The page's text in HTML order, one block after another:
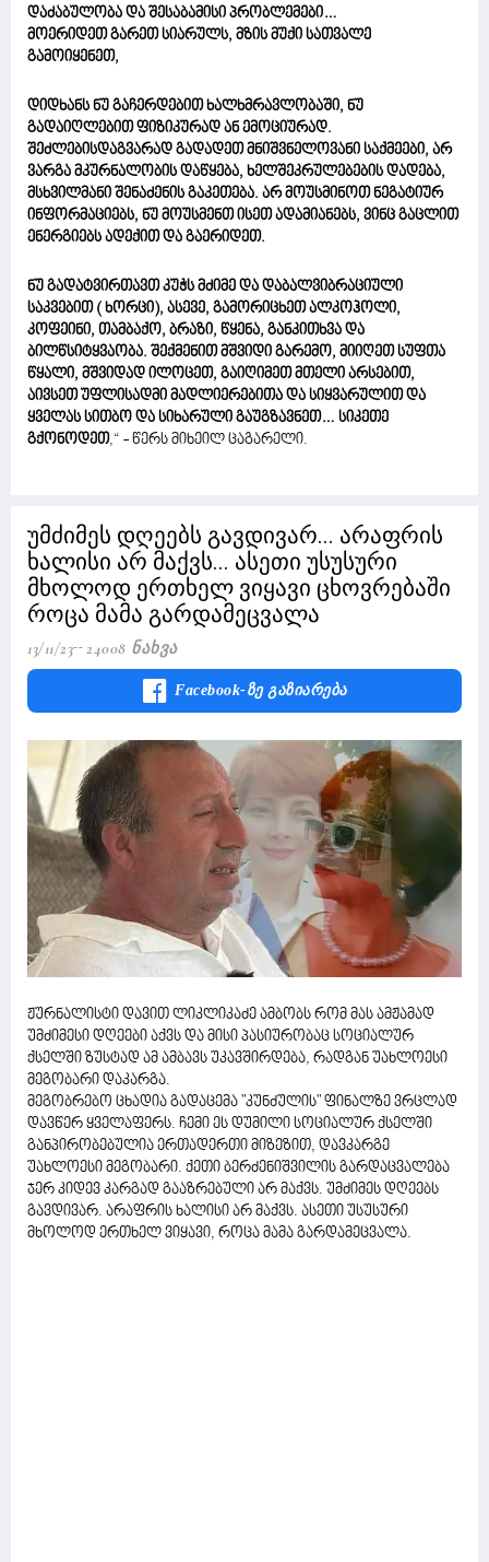
დაძაბულობა და შესაბამისი პრობლემები…
მოერიდეთ გარეთ სიარულს, მზის მუქი სათვალე
გამოიყენეთ,
დიდხანს ნუ გაჩერდებით ხალხმრავლობაში, ნუ
გადაიღლებით ფიზიკურად ან ემოციურად.
შეძლებისდაგვარად გადადეთ მნიშვნელოვანი საქმეები, არ
ვარგა მკურნალობის დაწყება, ხელშეკრულებების დადება,
მსხვილმანი შენაძენის გაკეთება. არ მოუსმინოთ ნეგატიურ
ინფორმაციებს, ნუ მოუსმენთ ისეთ ადამიანებს, ვინც გაცლით
ენერგიებს ადექით და გაერიდეთ.
ნუ გადატვირთავთ კუჭს მძიმე და დაბალვიბრაციული
საკვებით ( ხორცი), ასევე, გამორიცხეთ ალკოჰოლი,
კოფეინი, თამბაქო, ბრაზი, წყენა, განკითხვა და
ბილწსიტყვაობა. შექმენით მშვიდი გარემო, მიიღეთ სუფთა
წყალი, მშვიდად ილოცეთ, გაიღიმეთ მთელი არსებით,
აივსეთ უფლისადმი მადლიერებითა და სიყვარულით და
ყველას სითბო და სიხარული გაუგზავნეთ… სიკეთე
გქონოდეთ,“ - წერს მიხეილ ცაგარელი.
უმძიმეს დღეებს გავდივარ... არაფრის
ხალისი არ მაქვს... ასეთი უსუსური
მხოლოდ ერთხელ ვიყავი ცხოვრებაში
როცა მამა გარდამეცვალა
13/11/23 24008 Ნახვა
Facebook-Ზე Გაზიარება
ჟურნალისტი დავით ლიკლიკაძე ამბობს რომ მას ამჟამად
უმძიმესი დღეები აქვს და მისი პასიურობაც სოციალურ
ქსელში ზუსტად ამ ამბავს უკავშირდება, რადგან უახლოესი
მეგობარი დაკარგა.
მეგობრებო ცხადია გადაცემა "კუნძულის" ფინალზე ვრცლად
დავწერ ყველაფერს. ჩემი ეს დუმილი სოციალურ ქსელში
განპირობებულია ერთადერთი მიზეზით, დავკარგე
უახლოესი მეგობარი. ქეთი ბერძენიშვილის გარდაცვალება
ჯერ კიდევ კარგად გააზრებული არ მაქვს. უმძიმეს დღეებს
გავდივარ. არაფრის ხალისი არ მაქვს. ასეთი უსუსური
მხოლოდ ერთხელ ვიყავი, როცა მამა გარდამეცვალა.